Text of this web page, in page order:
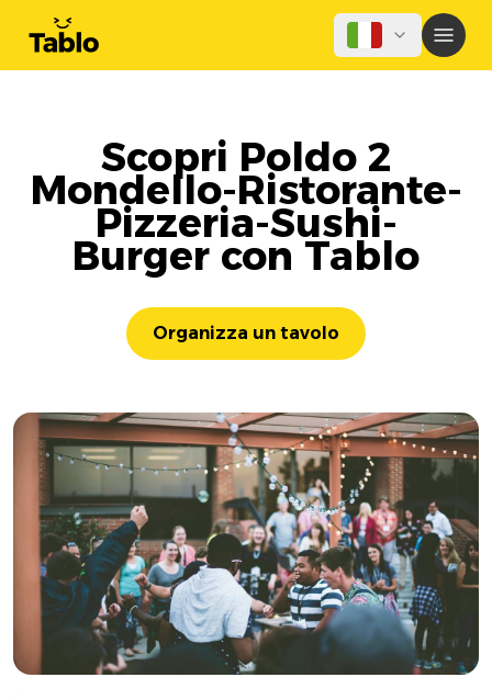
Scopri Poldo 2
Mondello-Ristorante-
Pizzeria-Sushi-
Burger con Tablo
Organizza un tavolo